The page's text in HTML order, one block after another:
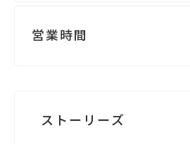
電話する
営業時間
木：Closed - Closed
ストーリーズ